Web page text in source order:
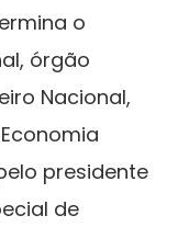
o
órgão
Nacional,
presidente
de